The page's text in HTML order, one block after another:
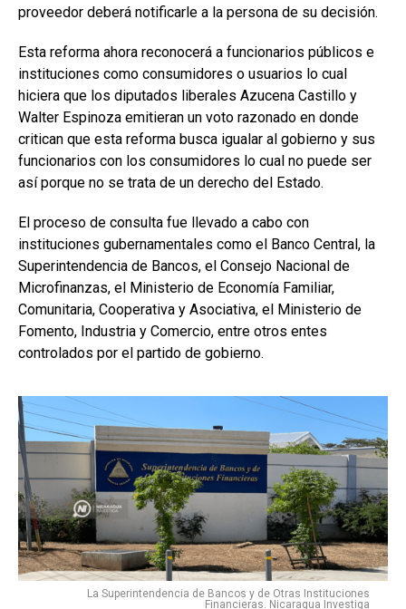
proveedor deberá notificarle a la persona de su decisión.
Esta reforma ahora reconocerá a funcionarios públicos e
instituciones como consumidores o usuarios lo cual
hiciera que los diputados liberales Azucena Castillo y
Walter Espinoza emitieran un voto razonado en donde
critican que esta reforma busca igualar al gobierno y sus
funcionarios con los consumidores lo cual no puede ser
así porque no se trata de un derecho del Estado.
El proceso de consulta fue llevado a cabo con
instituciones gubernamentales como el Banco Central, la
Superintendencia de Bancos, el Consejo Nacional de
Microfinanzas, el Ministerio de Economía Familiar,
Comunitaria, Cooperativa y Asociativa, el Ministerio de
Fomento, Industria y Comercio, entre otros entes
controlados por el partido de gobierno.
La Superintendencia de Bancos y de Otras Instituciones
Financieras. Nicaragua Investiga